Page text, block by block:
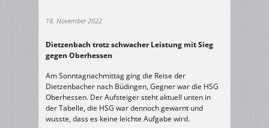
18. November 2022
Dietzenbach trotz schwacher Leistung mit Sieg
gegen Oberhessen
Am Sonntagnachmittag ging die Reise der
Dietzenbacher nach Büdingen, Gegner war die HSG
Oberhessen. Der Aufsteiger steht aktuell unten in
der Tabelle, die HSG war dennoch gewarnt und
wusste, dass es keine leichte Aufgabe wird.